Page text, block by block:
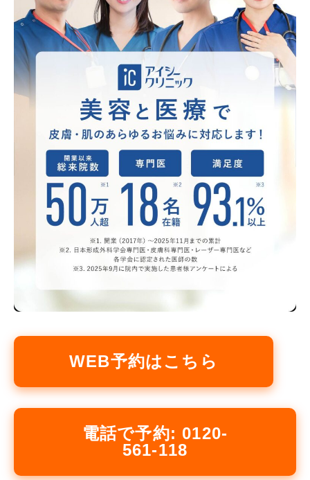
WEB予約はこちら
電話で予約: 0120-
561-118